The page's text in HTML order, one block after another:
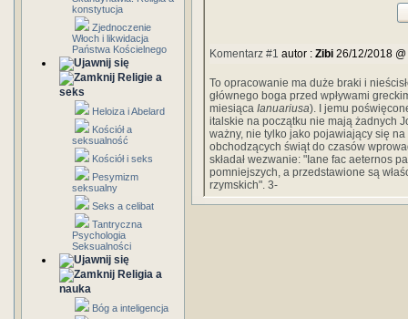
konstytucja
Zjednoczenie
Włoch i likwidacja
Państwa Kościelnego
Religie a
seks
Heloiza i Abelard
Kościół a
seksualność
Kościół i seks
Pesymizm
seksualny
Seks a celibat
Tantryczna
Psychologia
Seksualności
Religia a
nauka
Bóg a inteligencja
Komentarz #1 autor : Zibi 26/12/2018
To opracowanie ma duże braki i
głównego boga przed wpływami
miesiąca Ianuariusa). I jemu
italskie na początku nie mają żadnych
ważny, nie tylko jako pojawiający się
obchodzących świąt do czasów
składał wezwanie: "Iane fac aeternos
pomniejszych, a przedstawione są
rzymskich". 3-